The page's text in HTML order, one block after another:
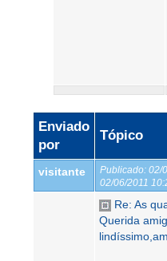
Enviado
por
Tópico
visitante Publicado: 02/
02/06/2011
Re: As
Querida